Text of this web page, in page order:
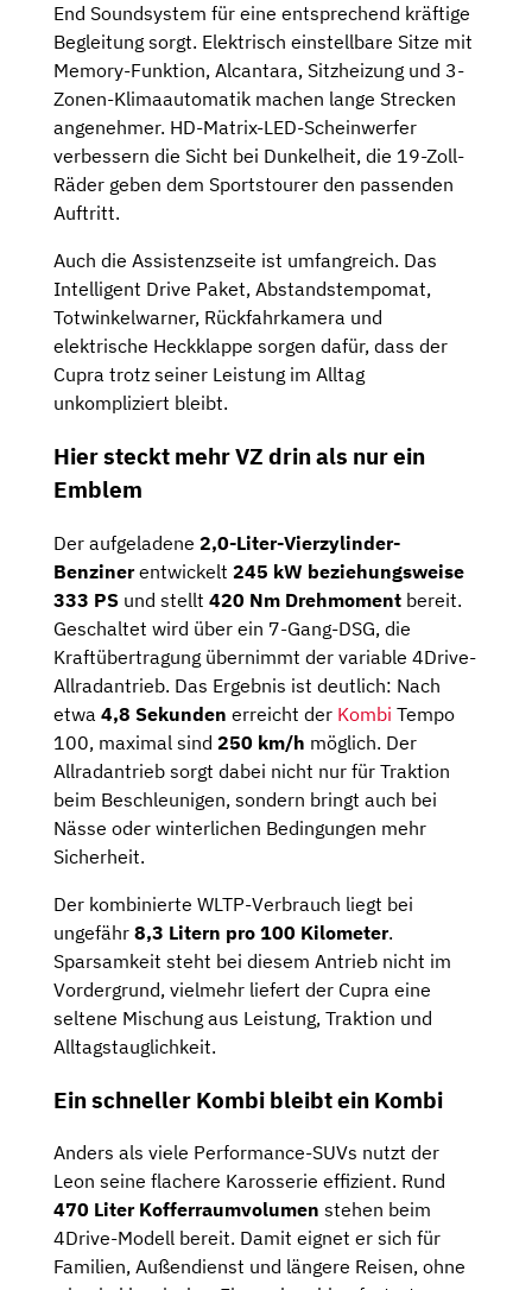
End Soundsystem für eine entsprechend kräftige
Begleitung sorgt. Elektrisch einstellbare Sitze mit
Memory-Funktion, Alcantara, Sitzheizung und 3-
Zonen-Klimaautomatik machen lange Strecken
angenehmer. HD-Matrix-LED-Scheinwerfer
verbessern die Sicht bei Dunkelheit, die 19-Zoll-
Räder geben dem Sportstourer den passenden
Auftritt.
Auch die Assistenzseite ist umfangreich. Das
Intelligent Drive Paket, Abstandstempomat,
Totwinkelwarner, Rückfahrkamera und
elektrische Heckklappe sorgen dafür, dass der
Cupra trotz seiner Leistung im Alltag
unkompliziert bleibt.
Hier steckt mehr VZ drin als nur ein
Emblem
Der aufgeladene 2,0-Liter-Vierzylinder-
Benzinerentwickelt 245 kW beziehungsweise
333 PS und stellt 420 Nm Drehmoment bereit.
Geschaltet wird über ein 7-Gang-DSG, die
Kraftübertragung übernimmt der variable 4Drive-
Allradantrieb. Das Ergebnis ist deutlich: Nach
etwa 4,8 Sekunden erreicht der Kombi Tempo
100, maximal sind 250 km/h möglich. Der
Allradantrieb sorgt dabei nicht nur für Traktion
beim Beschleunigen, sondern bringt auch bei
Nässe oder winterlichen Bedingungen mehr
Sicherheit.
Der kombinierte WLTP-Verbrauch liegt bei
ungefähr 8,3 Litern pro 100 Kilometer.
Sparsamkeit steht bei diesem Antrieb nicht im
Vordergrund, vielmehr liefert der Cupra eine
seltene Mischung aus Leistung, Traktion und
Alltagstauglichkeit.
Ein schneller Kombi bleibt ein Kombi
Anders als viele Performance-SUVs nutzt der
Leon seine flachere Karosserie effizient. Rund
470 Liter Kofferraumvolumen stehen beim
4Drive-Modell bereit. Damit eignet er sich für
Familien, Außendienst und längere Reisen, ohne